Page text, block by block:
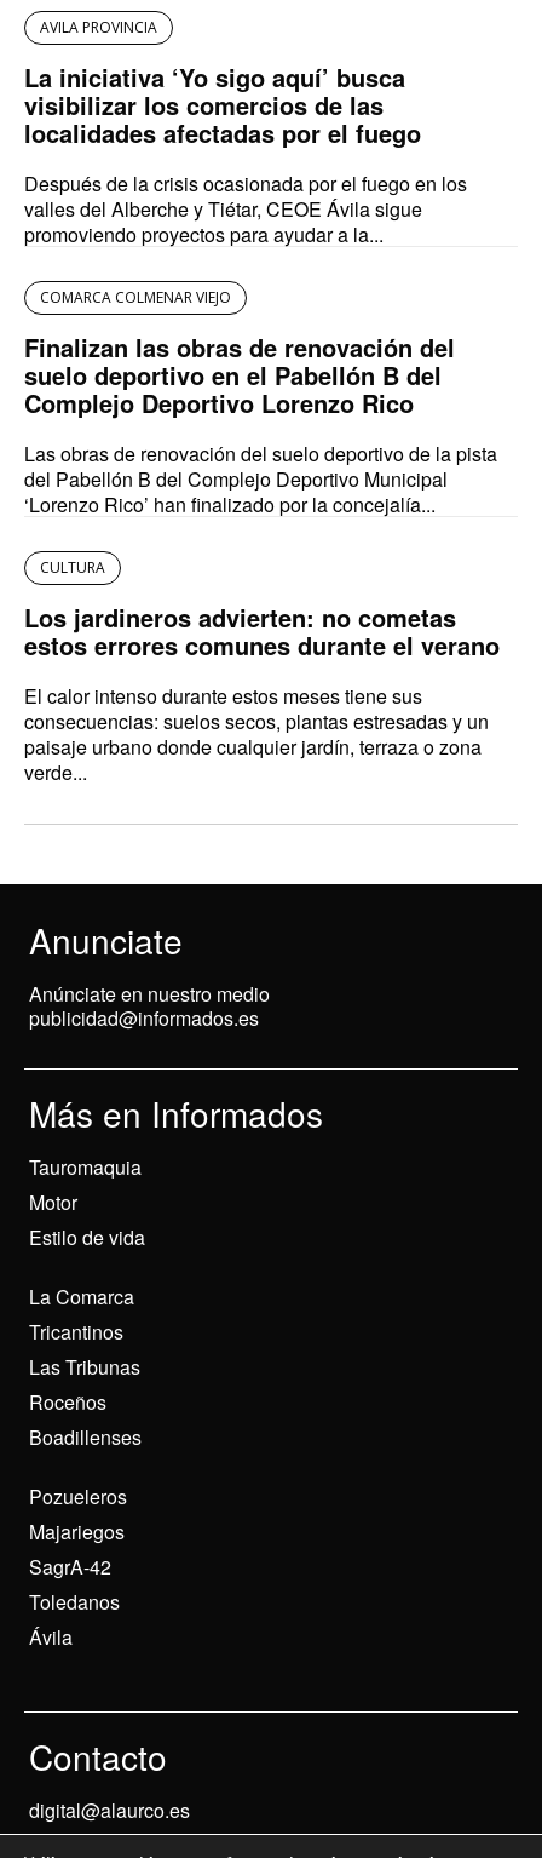
AVILA PROVINCIA
La iniciativa ‘Yo sigo aquí’ busca
visibilizar los comercios de las
localidades afectadas por el fuego
Después de la crisis ocasionada por el fuego en los
valles del Alberche y Tiétar, CEOE Ávila sigue
promoviendo proyectos para ayudar a la...
COMARCA COLMENAR VIEJO
Finalizan las obras de renovación del
suelo deportivo en el Pabellón B del
Complejo Deportivo Lorenzo Rico
Las obras de renovación del suelo deportivo de la pista
del Pabellón B del Complejo Deportivo Municipal
‘Lorenzo Rico’ han finalizado por la concejalía...
CULTURA
Los jardineros advierten: no cometas
estos errores comunes durante el verano
El calor intenso durante estos meses tiene sus
consecuencias: suelos secos, plantas estresadas y un
paisaje urbano donde cualquier jardín, terraza o zona
verde...
Anunciate
Anúnciate en nuestro medio
publicidad@informados.es
Más en Informados
Tauromaquia
Motor
Estilo de vida
La Comarca
Tricantinos
Las Tribunas
Roceños
Boadillenses
Pozueleros
Majariegos
SagrA-42
Toledanos
Ávila
Contacto
digital@alaurco.es